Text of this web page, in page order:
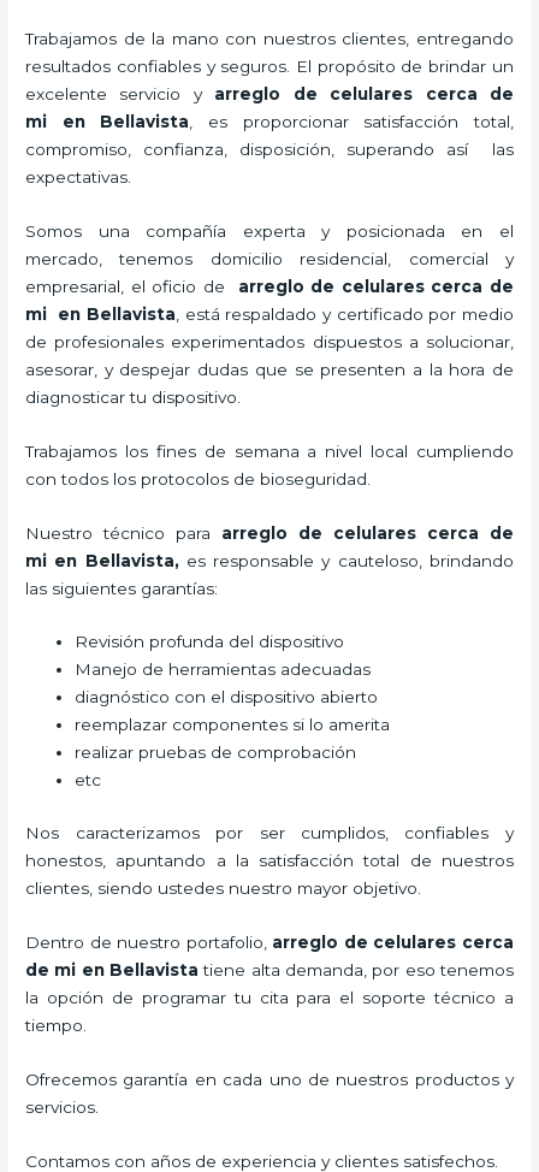
Trabajamos de la mano con nuestros clientes, entregando
resultados confiables y seguros. El propósito de brindar un
excelente servicio y arreglo de celulares cerca de
mi
en Bellavista , es proporcionar satisfacción total,
compromiso, confianza, disposición, superando así las
expectativas.
Somos una compañía experta y posicionada en el
mercado, tenemos domicilio residencial, comercial y
empresarial, el oficio de arreglo de celulares cerca de
mi en Bellavista , está respaldado y certificado por medio
de profesionales experimentados dispuestos a solucionar,
asesorar, y despejar dudas que se presenten a la hora de
diagnosticar tu dispositivo.
Trabajamos los fines de semana a nivel local cumpliendo
con todos los protocolos de bioseguridad.
Nuestro técnico para arreglo de celulares cerca de
mi en Bellavista, es responsable y cauteloso, brindando
las siguientes garantías:
Revisión profunda del dispositivo
Manejo de herramientas adecuadas
diagnóstico con el dispositivo abierto
reemplazar componentes si lo amerita
realizar pruebas de comprobación
etc
Nos caracterizamos por ser cumplidos, confiables y
honestos, apuntando a la satisfacción total de nuestros
clientes, siendo ustedes nuestro mayor objetivo.
Dentro de nuestro portafolio, arreglo de celulares cerca
de mi en Bellavista tiene alta demanda, por eso tenemos
la opción de programar tu cita para el soporte técnico a
tiempo.
Ofrecemos garantía en cada uno de nuestros productos y
servicios.
Contamos con años de experiencia y clientes satisfechos.